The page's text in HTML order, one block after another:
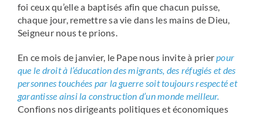
foi ceux qu’elle a baptisés afin que chacun puisse,
chaque jour, remettre sa vie dans les mains de Dieu,
Seigneur nous te prions.
En ce mois de janvier, le Pape nous invite à prierpour
que le droit à l’éducation des migrants, des réfugiés et des
personnes touchées par la guerre soit toujours respecté et
garantisse ainsi la construction d’un monde meilleur.
Confions nos dirigeants politiques et économiques